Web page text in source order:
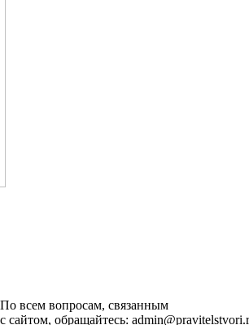
По всем вопросам, связанным
с сайтом, обращайтесь: